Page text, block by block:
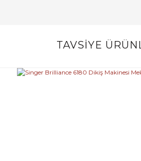
Bu ürüne ilk yorumu siz
TAVSİYE